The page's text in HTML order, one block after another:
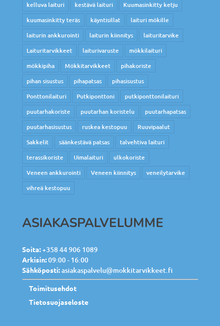
kelluva laituri
kestävä laituri
Kuumasinkitty ketju
kuumasinkitty teräs
käyntisillat
laituri mökille
laiturin ankkurointi
laiturin kiinnitys
laituritarvike
Laituritarvikkeet
laiturivaruste
mökkilaituri
mökkipiha
Mökkitarvikkeet
pihakoriste
pihan sisustus
pihapatsas
pihasisustus
Ponttonilaituri
Putkiponttoni
putkiponttonilaituri
puutarhakoriste
puutarhan koristelu
puutarhapatsas
puutarhasisustus
ruskea kestopuu
Ruuvipaalut
Sakkelit
säänkestävä patsas
talvehtiva laituri
terassikoriste
Uimalaituri
ulkokoriste
Veneen ankkurointi
Veneen kiinnitys
veneilytarvike
vihreä kestopuu
ASIAKASPALVELUMME
Soita:+358 44 906 1089
Arkisin:09:00 - 16:00
Sähköposti:asiakaspalvelu@mokkitarvikkeet.fi
Toimitusehdot
Tietosuojaseloste